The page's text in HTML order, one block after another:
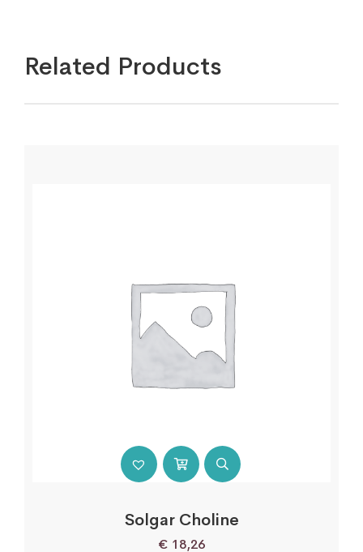
Related Products
Solgar Choline
€ 18,26